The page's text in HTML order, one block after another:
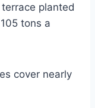
planted
tons a
cover nearly